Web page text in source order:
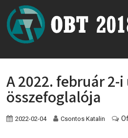
A 2022. február 2-i
összefoglalója
2022-02-04 Csontos Katalin